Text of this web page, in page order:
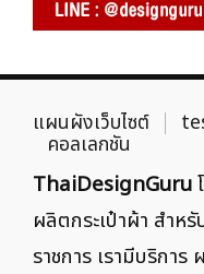
แผนผังเว็บไซต์
คอลเลกชัน
ThaiDesignGuru
ผลิตกระเป๋าผ้า สำห
ราชการ เรามีบริกา